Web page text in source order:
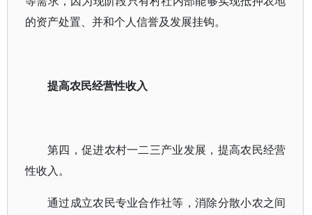
的资产处置、并和个人信誉及发展挂钩。
提高农民经营性收入
第四，促进农村一二三产业发展，提高农民经营
性收入。
通过成立农民专业合作社等，消除分散小农之间